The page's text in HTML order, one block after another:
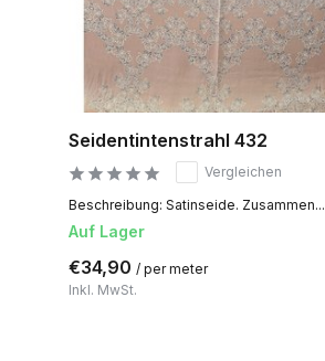
Seidentintenstrahl 432
Vergleichen
Beschreibung: Satinseide. Zusammen...
Auf Lager
€34,90 / per meter
Inkl. MwSt.